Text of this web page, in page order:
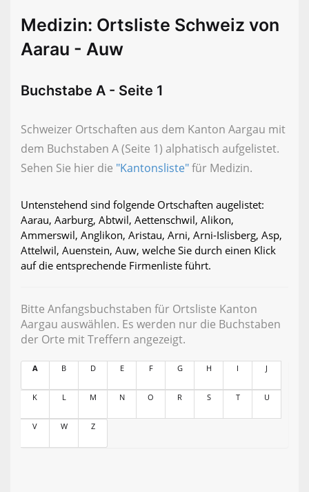
Medizin: Ortsliste Schweiz von
Aarau - Auw
Buchstabe A - Seite 1
Schweizer Ortschaften aus dem Kanton Aargau mit
dem Buchstaben A (Seite 1) alphatisch aufgelistet.
Sehen Sie hier die "Kantonsliste"für Medizin.
Untenstehend sind folgende Ortschaften augelistet:
Aarau, Aarburg, Abtwil, Aettenschwil, Alikon,
Ammerswil, Anglikon, Aristau, Arni, Arni-Islisberg, Asp,
Attelwil, Auenstein, Auw, welche Sie durch einen Klick
auf die entsprechende Firmenliste führt.
Bitte Anfangsbuchstaben für Ortsliste Kanton
Aargau auswählen. Es werden nur die Buchstaben
der Orte mit Treffern angezeigt.
A B D E F G H I J
K L M N O R S T U
V W Z